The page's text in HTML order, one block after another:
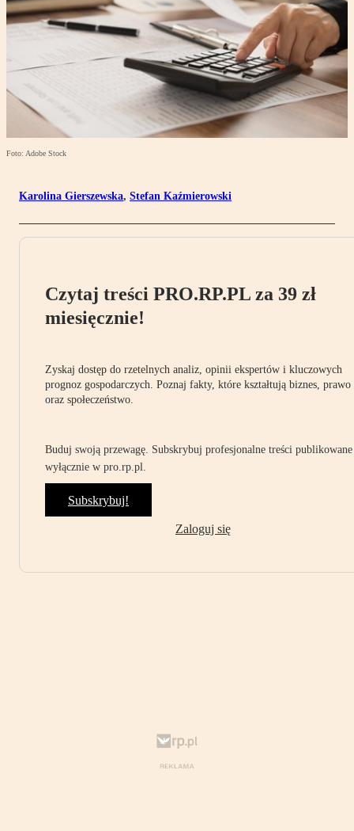
Foto: Adobe Stock
Karolina Gierszewska, Stefan Kaźmierowski
Czytaj treści PRO.RP.PL za 39 zł
miesięcznie!
Zyskaj dostęp do rzetelnych analiz, opinii ekspertów i kluczowych
prognoz gospodarczych. Poznaj fakty, które kształtują biznes, prawo
oraz społeczeństwo.
Buduj swoją przewagę. Subskrybuj profesjonalne treści publikowane
wyłącznie w pro.rp.pl.
Subskrybuj!
Zaloguj się